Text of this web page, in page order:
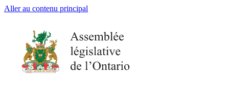
Aller au contenu principal